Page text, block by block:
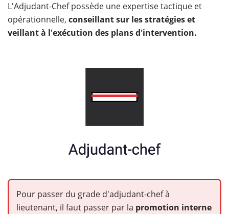
L'Adjudant-Chef possède une expertise tactique et
opérationnelle, conseillant sur les stratégies et
veillant à l'exécution des plans d'intervention.
Pour passer du grade d'adjudant-chef à
lieutenant, il faut passer par la promotion interne